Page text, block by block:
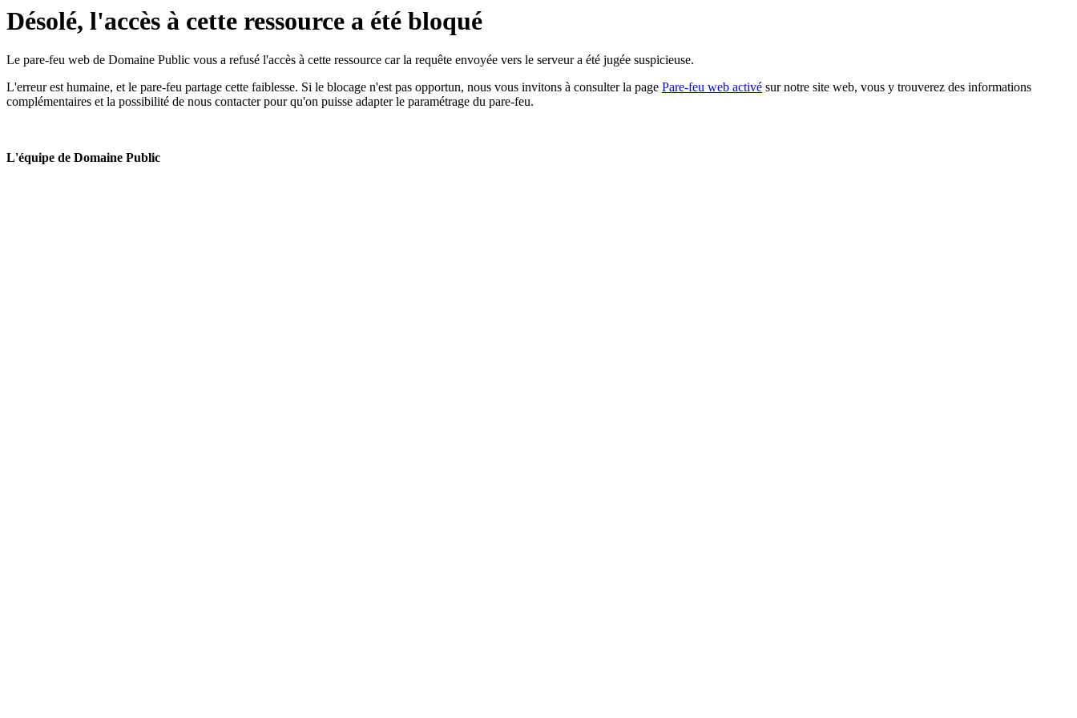
Désolé, l'accès à cette ressource a été bloqué
Le pare-feu web de Domaine Public vous a refusé l'accès à cette ressource car la requête envoyée vers le serveur a été jugée suspicieuse.
L'erreur est humaine, et le pare-feu partage cette faiblesse. Si le blocage n'est pas opportun, nous vous invitons à consulter la page Pare-feu web activé sur notre site web, vous y trouverez des informations
complémentaires et la possibilité de nous contacter pour qu'on puisse adapter le paramétrage du pare-feu.
L'équipe de Domaine Public